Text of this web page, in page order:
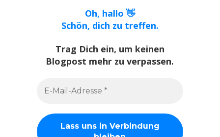
Oh, hallo 👋
Schön, dich zu treffen.
Trag Dich ein, um keinen
Blogpost mehr zu verpassen.